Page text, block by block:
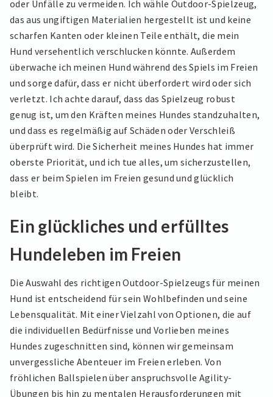
oder Unfälle zu vermeiden. Ich wähle Outdoor-Spielzeug,
das aus ungiftigen Materialien hergestellt ist und keine
scharfen Kanten oder kleinen Teile enthält, die mein
Hund versehentlich verschlucken könnte. Außerdem
überwache ich meinen Hund während des Spiels im Freien
und sorge dafür, dass er nicht überfordert wird oder sich
verletzt. Ich achte darauf, dass das Spielzeug robust
genug ist, um den Kräften meines Hundes standzuhalten,
und dass es regelmäßig auf Schäden oder Verschleiß
überprüft wird. Die Sicherheit meines Hundes hat immer
oberste Priorität, und ich tue alles, um sicherzustellen,
dass er beim Spielen im Freien gesund und glücklich
bleibt.
Ein glückliches und erfülltes
Hundeleben im Freien
Die Auswahl des richtigen Outdoor-Spielzeugs für meinen
Hund ist entscheidend für sein Wohlbefinden und seine
Lebensqualität. Mit einer Vielzahl von Optionen, die auf
die individuellen Bedürfnisse und Vorlieben meines
Hundes zugeschnitten sind, können wir gemeinsam
unvergessliche Abenteuer im Freien erleben. Von
fröhlichen Ballspielen über anspruchsvolle Agility-
Übungen bis hin zu mentalen Herausforderungen mit